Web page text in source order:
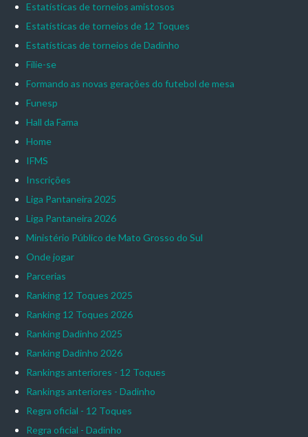
Estatísticas de torneios amistosos
Estatísticas de torneios de 12 Toques
Estatísticas de torneios de Dadinho
Filie-se
Formando as novas gerações do futebol de mesa
Funesp
Hall da Fama
Home
IFMS
Inscrições
Liga Pantaneira 2025
Liga Pantaneira 2026
Ministério Público de Mato Grosso do Sul
Onde jogar
Parcerias
Ranking 12 Toques 2025
Ranking 12 Toques 2026
Ranking Dadinho 2025
Ranking Dadinho 2026
Rankings anteriores - 12 Toques
Rankings anteriores - Dadinho
Regra oficial - 12 Toques
Regra oficial - Dadinho